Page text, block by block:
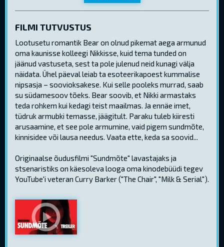
FILMI TUTVUSTUS
Lootusetu romantik Bear on olnud pikemat aega armunud
oma kaunisse kolleegi Nikkisse, kuid tema tunded on
jäänud vastuseta, sest ta pole julenud neid kunagi välja
näidata. Ühel päeval leiab ta esoteerikapoest kummalise
nipsasja – soovioksakese. Kui selle pooleks murrad, saab
su südamesoov tõeks. Bear soovib, et Nikki armastaks
teda rohkem kui kedagi teist maailmas. Ja ennäe imet,
tüdruk armubki temasse, jäägitult. Paraku tuleb kiiresti
arusaamine, et see pole armumine, vaid pigem sundmõte,
kinnisidee või lausa needus. Vaata ette, keda sa soovid...
Originaalse õudusfilmi "Sundmõte" lavastajaks ja
stsenaristiks on käesoleva looga oma kinodebüüdi tegev
YouTube'i veteran Curry Barker ("The Chair", "Milk & Serial").